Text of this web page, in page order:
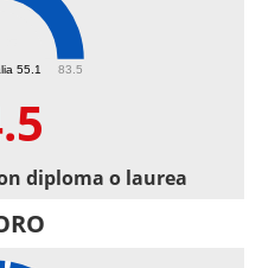
55.1 83.5
diploma o laurea